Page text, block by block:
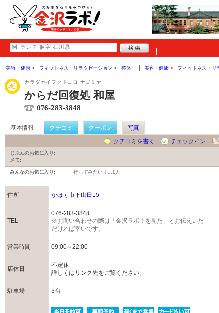
美容・健康 フィットネス・リラクゼーション 整体 美容・健康 フィットネス・リ
カラダカイフクドコロ ナゴミヤ
からだ回復処 和屋
076-283-3848
基本情報 クチコミ クーポン
写真
クチコミを書く
チェックイン
じぶんのお気に入り:
メモ:
みんなのお気に入り: 行ってみたい！… 1人
住所 かほく市下山田15
TEL
076-283-3848
※お問い合わせの際は「金沢ラボ！を見た」とお伝えいた
だければ幸いです。
営業時間 09:00～22:00
店休日
不定休
詳しくはリンク先をご覧ください。
駐車場 3台